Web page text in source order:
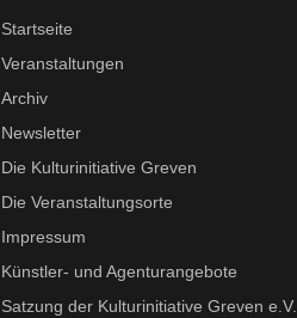
Startseite
Veranstaltungen
Archiv
Newsletter
Die Kulturinitiative Greven
Die Veranstaltungsorte
Impressum
Künstler- und Agenturangebote
Satzung der Kulturinitiative Greven e.V.